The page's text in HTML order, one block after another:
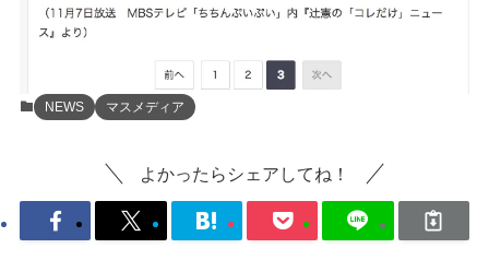
NEWS マスメディア
よかったらシェアしてね！